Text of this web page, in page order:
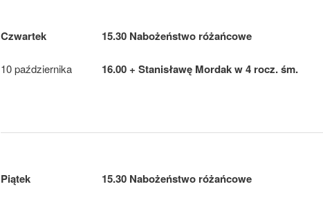
Czwartek
10 października
15.30 Nabożeństwo różańcowe
16.00 + Stanisławę Mordak w 4 rocz. śm.
Piątek 15.30 Nabożeństwo różańcowe